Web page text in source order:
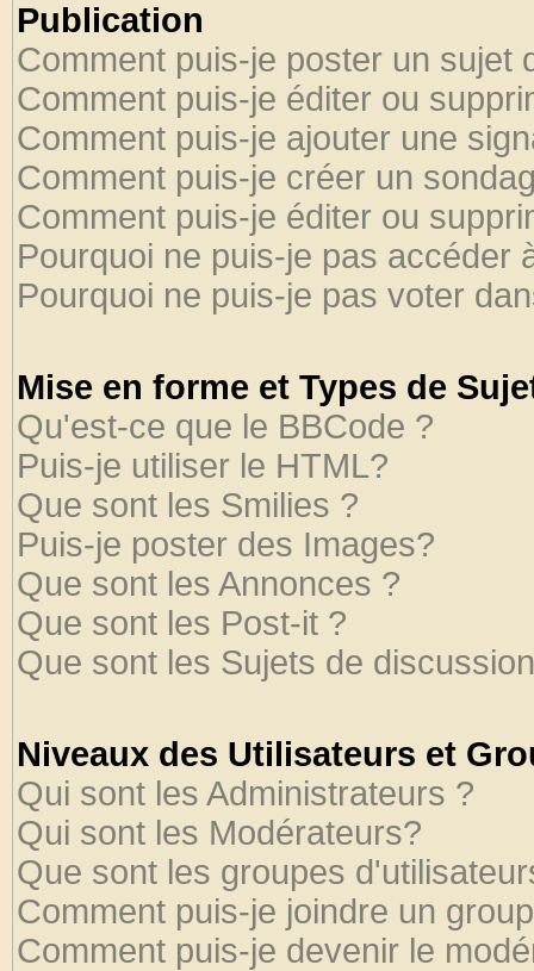
Publication
Comment puis-je poster un sujet
Comment puis-je éditer ou
Comment puis-je ajouter une
Comment puis-je créer un
Comment puis-je éditer ou
Pourquoi ne puis-je pas accéder
Pourquoi ne puis-je pas voter
Mise en forme et Types de
Qu'est-ce que le BBCode ?
Puis-je utiliser le HTML?
Que sont les Smilies ?
Puis-je poster des Images?
Que sont les Annonces ?
Que sont les Post-it ?
Que sont les Sujets de
Niveaux des Utilisateurs et
Qui sont les Administrateurs ?
Qui sont les Modérateurs?
Que sont les groupes
Comment puis-je joindre un
Comment puis-je devenir le